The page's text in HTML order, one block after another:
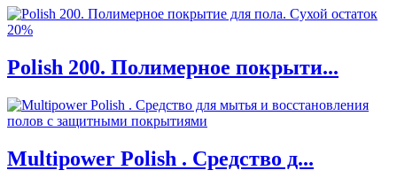
Polish 200. Полимерное покрыти...
Multipower Polish . Средство д...